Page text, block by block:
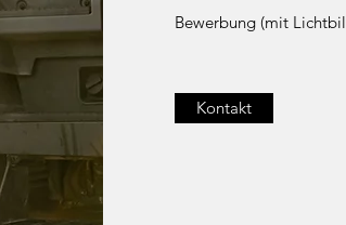
Bewerbung (mit
Kontakt